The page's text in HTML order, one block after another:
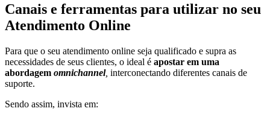
Canais e ferramentas para utilizar no seu
Atendimento Online
Para que o seu atendimento online seja qualificado e supra as
necessidades de seus clientes, o ideal é apostar em uma
abordagem omnichannel, interconectando diferentes canais de
suporte.
Sendo assim, invista em: